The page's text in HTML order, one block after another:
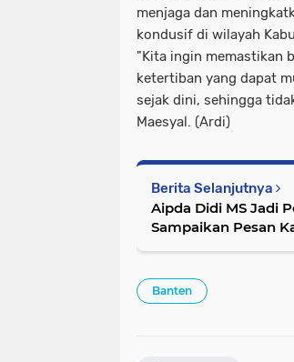
menjaga dan
kondusif di wilayah
"Kita ingin memastikan
ketertiban yang dapat
sejak dini, sehingga
Maesyal. (Ardi)
Berita Selanjutnya
Aipda Didi MS Jadi
Sampaikan Pesan
Banten